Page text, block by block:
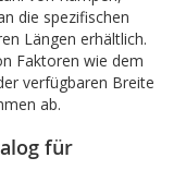
die spezifischen
Längen erhältlich.
Faktoren wie dem
verfügbaren Breite
ab.
für